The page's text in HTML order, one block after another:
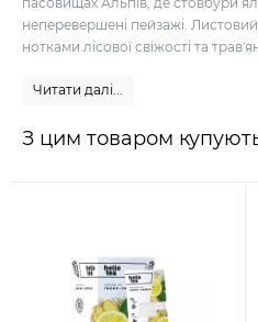
неперевершені пейзажі.
нотками лісової свіжості та
Читати далі...
З цим товаром